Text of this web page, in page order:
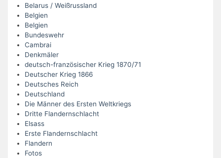
Belarus / Weißrussland
Belgien
Belgien
Bundeswehr
Cambrai
Denkmäler
deutsch-französischer Krieg 1870/71
Deutscher Krieg 1866
Deutsches Reich
Deutschland
Die Männer des Ersten Weltkriegs
Dritte Flandernschlacht
Elsass
Erste Flandernschlacht
Flandern
Fotos